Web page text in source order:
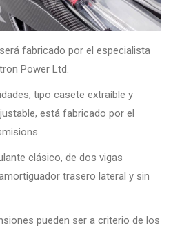
fabricado por el especialista
Power Ltd.
tipo casete extraíble y
está fabricado por el
clásico, de dos vigas
trasero lateral y sin
pueden ser a criterio de los